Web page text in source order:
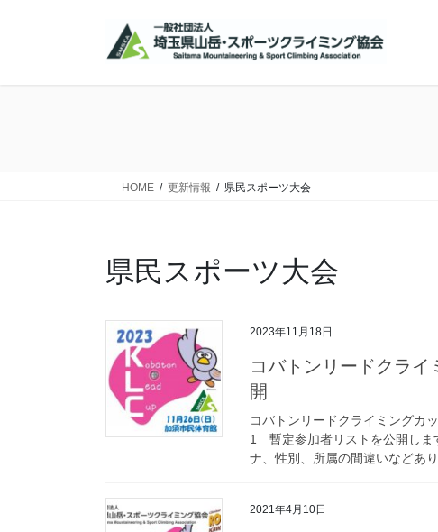
HOME 更新情報 県民スポーツ大会
県民スポーツ大会
2023年11月18日
コバトンリードクラ
開
コバトンリードクライミングカ
1 暫定参加者リストを公開しま
ナ、性別、所属の間違いなど
2021年4月10日